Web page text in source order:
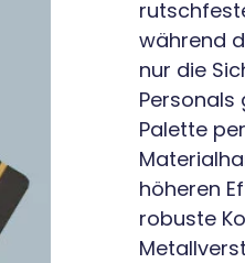
während
nur die
Personals
Palette
höheren
robuste